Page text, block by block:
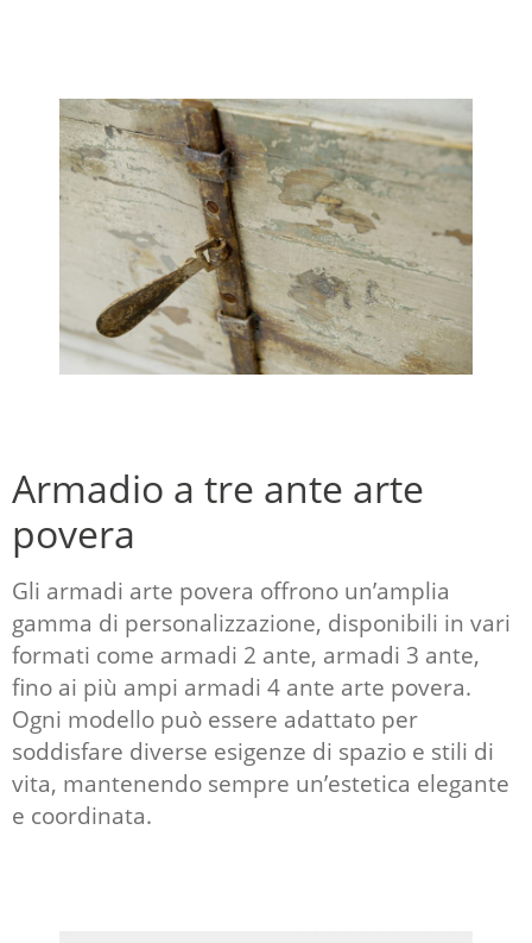
Armadio a tre ante arte
povera
Gli armadi arte povera offrono un’amplia
gamma di personalizzazione, disponibili in vari
formati come armadi 2 ante, armadi 3 ante,
fino ai più ampi armadi 4 ante arte povera.
Ogni modello può essere adattato per
soddisfare diverse esigenze di spazio e stili di
vita, mantenendo sempre un’estetica elegante
e coordinata.